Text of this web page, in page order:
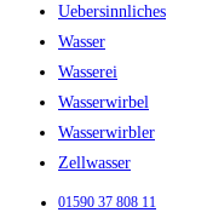
Uebersinnliches
Wasser
Wasserei
Wasserwirbel
Wasserwirbler
Zellwasser
01590 37 808 11